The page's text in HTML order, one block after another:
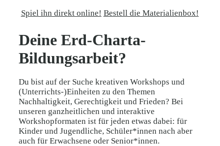
Spiel ihn direkt online! Bestell die Materialienbox!
Deine Erd-Charta-
Bildungsarbeit?
Du bist auf der Suche kreativen Workshops und
(Unterrichts-)Einheiten zu den Themen
Nachhaltigkeit, Gerechtigkeit und Frieden? Bei
unseren ganzheitlichen und interaktive
Workshopformaten ist für jeden etwas dabei: für
Kinder und Jugendliche, Schüler*innen nach aber
auch für Erwachsene oder Senior*innen.